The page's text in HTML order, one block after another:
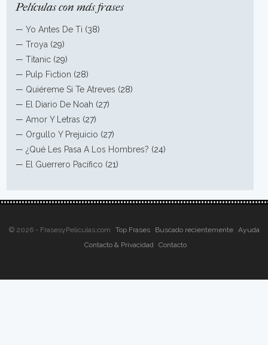
Películas con más frases
—Yo Antes De Ti (38)
—Troya (29)
—Titanic (29)
— Pulp Fiction (28)
— Quiéreme Si Te Atreves (28)
— El Diario De Noah (27)
—Amor Y Letras (27)
— Orgullo Y Prejuicio (27)
—¿Qué Les Pasa A Los Hombres? (24)
— El Guerrero Pacífico (21)
© 2026 - FrasesyPeliculas.com Top Frases Buscado recientemente
Ayuda
Contacto & Privacidad
Contacto